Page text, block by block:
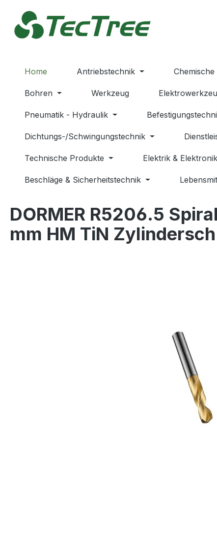
Hauptinhalt springen
Zur Suche springen
Zur Hauptnavigation springen
Home Antriebstechnik
Bohren Werkzeug
Pneumatik - Hydraulik
Dichtungs-/Schwingungstechnik
Technische Produkte Elektrik & Elektronik
Beschläge & Sicherheitstechnik
DORMER R5206.5
mm HM TiN Zylindersch